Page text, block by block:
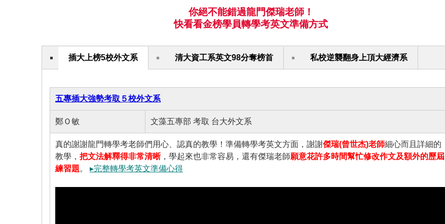
你絕不能錯過龍門傑瑞老師！
快看看金榜學員轉學考英文準備方式
插大上榜5校外文系 清大資工系英文98分奪榜首 私校逆襲翻身上頂大經濟系
五專插大強勢考取５校外文系
鄭Ｏ敏 文藻五專部 考取 台大外文系
真的謝謝龍門轉學考老師們用心、認真的教學！準備轉學考英文方面，謝謝傑瑞(曾世杰)老師細心而且詳細的
教學， 把文法解釋得非常清晰，學起來也非常容易，還有傑瑞老師願意花許多時間幫忙修改作文及額外的歷屆
練習題。 ▸完整轉學考英文準備心得